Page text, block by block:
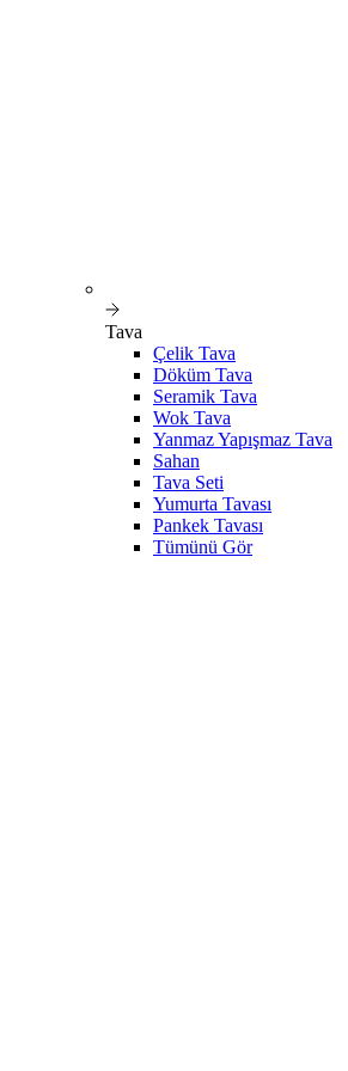
Tava
Çelik Tava
Döküm Tava
Seramik Tava
Wok Tava
Yanmaz Yapışmaz Tava
Sahan
Tava Seti
Yumurta Tavası
Pankek Tavası
Tümünü Gör